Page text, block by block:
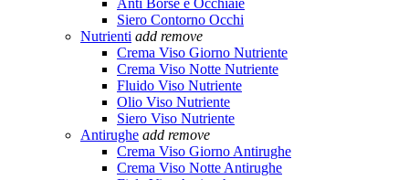
Anti Borse e Occhiaie
Siero Contorno Occhi
Nutrienti add remove
Crema Viso Giorno Nutriente
Crema Viso Notte Nutriente
Fluido Viso Nutriente
Olio Viso Nutriente
Siero Viso Nutriente
Antirughe add remove
Crema Viso Giorno Antirughe
Crema Viso Notte Antirughe